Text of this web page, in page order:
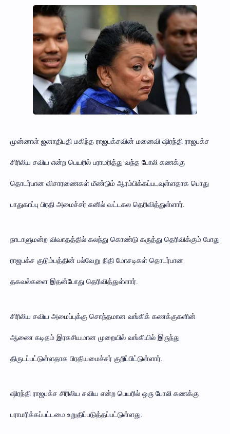
முன்னாள் ஜனாதிபதி மகிந்த ராஜபக்சவின் மனைவி ஷிரந்தி ராஜபக்ச
சிரிலிய சவிய என்ற பெயரில் பராமரித்து வந்த போலி கணக்கு
தொடர்பான விசாரணைகள் மீண்டும் ஆரம்பிக்கப்படவுள்ளதாக பொது
பாதுகாப்பு பிரதி அமைச்சர் சுனில் வட்டகல தெரிவித்துள்ளார்.
நாடாளுமன்ற விவாதத்தில் கலந்து கொண்டு கருத்து தெரிவிக்கும் போது
ராஜபக்ச குடும்பத்தின் பல்வேறு நிதி மோசடிகள் தொடர்பான
தகவல்களை இதன்போது தெரிவித்துள்ளார்.
சிரிலிய சவிய அமைப்புக்கு சொந்தமான வங்கிக் கணக்குகளின்
ஆணை கடிதம் இரகசியமான முறையில் வங்கியில் இருந்து
திருடப்பட்டுள்ளதாக பிரதியமைச்சர் குறிப்பிட்டுள்ளார்.
ஷிரந்தி ராஜபக்ச சிரிலிய சவிய என்ற பெயரில் ஒரு போலி கணக்கு
பராமரிக்கப்பட்டமை உறுதிப்படுத்தப்பட்டுள்ளது.